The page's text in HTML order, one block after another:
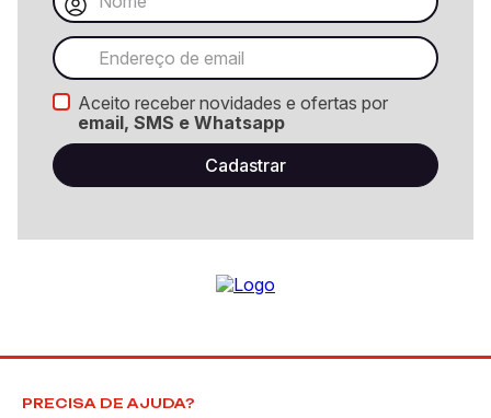
Aceito receber novidades e ofertas por
email, SMS e Whatsapp
PRECISA DE AJUDA?